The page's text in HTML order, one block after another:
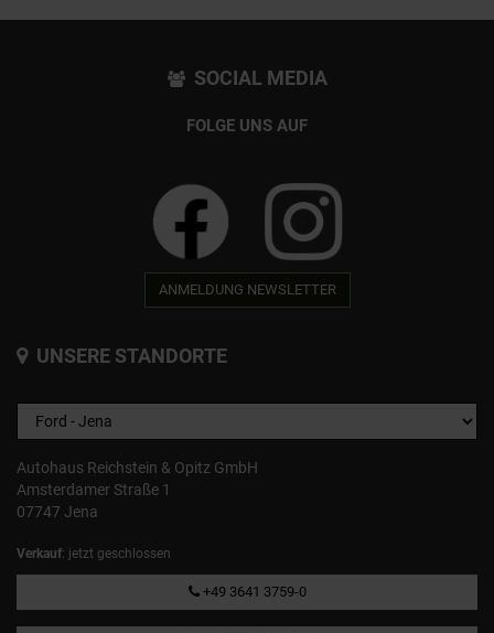
SOCIAL MEDIA
FOLGE UNS AUF
ANMELDUNG NEWSLETTER
UNSERE STANDORTE
Autohaus Reichstein & Opitz GmbH
Amsterdamer Straße 1
07747 Jena
Verkauf: jetzt geschlossen
+49 3641 3759-0